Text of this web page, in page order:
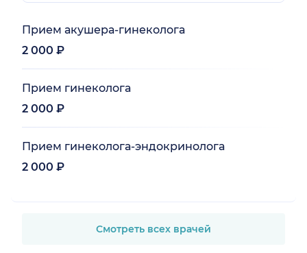
Прием акушера-гинеколога
2 000 ₽
Прием гинеколога
2 000 ₽
Прием гинеколога-эндокринолога
2 000 ₽
Смотреть всех врачей